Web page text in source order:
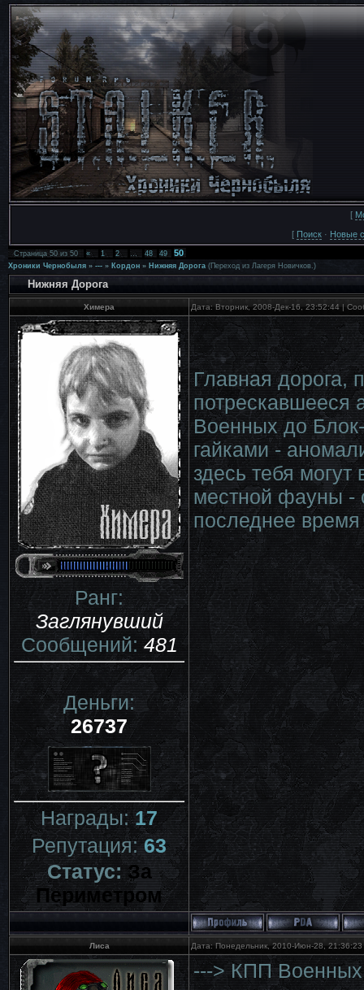
[
[ Поиск · Новые
Страница50 из 50 « 1 2 … 48 49 50
Хроники Чернобыля » --- » Кордон » Нижняя Дорога (Переход из Лагеря Новичков.)
Нижняя Дорога
Химера Дата: Вторник, 2008-Дек-16, 23:52:44 |
Ранг:
Заглянувший
Сообщений:481
Деньги:
26737
Награды:17
Репутация:63
Статус:За
Периметром
Главная дорога,
потрескавшееся
Военных до
гайками -
здесь тебя могут
местной фауны -
последнее
Лиса Дата: Понедельник, 2010-Июн-28,
---> КПП Военных